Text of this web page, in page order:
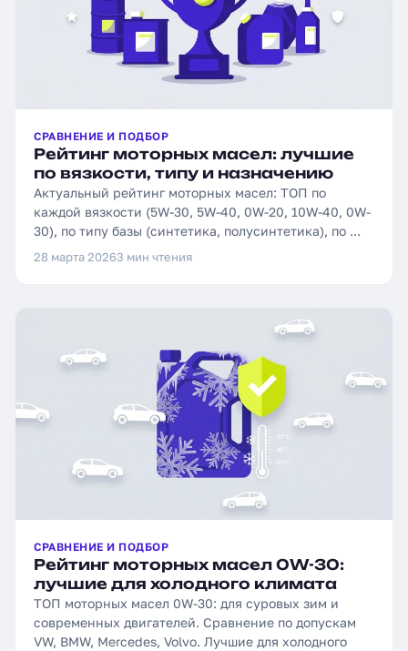
СРАВНЕНИЕ И ПОДБОР
Рейтинг моторных масел: лучшие
по вязкости, типу и назначению
Актуальный рейтинг моторных масел: ТОП по
каждой вязкости (5W-30, 5W-40, 0W-20, 10W-40, 0W-
30), по типу базы (синтетика, полусинтетика), по ...
28 марта 20263 мин чтения
СРАВНЕНИЕ И ПОДБОР
Рейтинг моторных масел 0W-30:
лучшие для холодного климата
ТОП моторных масел 0W-30: для суровых зим и
современных двигателей. Сравнение по допускам
VW, BMW, Mercedes, Volvo. Лучшие для холодного